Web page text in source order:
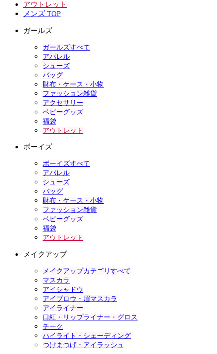
アウトレット
メンズ TOP
ガールズ
ガールズすべて
アパレル
シューズ
バッグ
財布・ケース・小物
ファッション雑貨
アクセサリー
ベビーグッズ
福袋
アウトレット
ボーイズ
ボーイズすべて
アパレル
シューズ
バッグ
財布・ケース・小物
ファッション雑貨
ベビーグッズ
福袋
アウトレット
メイクアップ
メイクアップカテゴリすべて
マスカラ
アイシャドウ
アイブロウ・眉マスカラ
アイライナー
口紅・リップライナー・グロス
チーク
ハイライト・シェーディング
つけまつげ・アイラッシュ